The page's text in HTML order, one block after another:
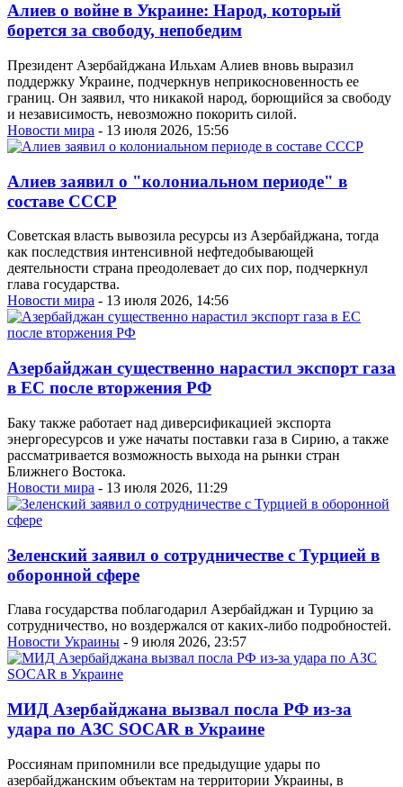
Алиев о войне в Украине: Народ, который
борется за свободу, непобедим
Президент Азербайджана Ильхам Алиев вновь выразил
поддержку Украине, подчеркнув неприкосновенность ее
границ. Он заявил, что никакой народ, борющийся за свободу
и независимость, невозможно покорить силой.
Новости мира - 13 июля 2026, 15:56
Алиев заявил о "колониальном периоде" в
составе СССР
Советская власть вывозила ресурсы из Азербайджана, тогда
как последствия интенсивной нефтедобывающей
деятельности страна преодолевает до сих пор, подчеркнул
глава государства.
Новости мира - 13 июля 2026, 14:56
Азербайджан существенно нарастил экспорт газа
в ЕС после вторжения РФ
Баку также работает над диверсификацией экспорта
энергоресурсов и уже начаты поставки газа в Сирию, а также
рассматривается возможность выхода на рынки стран
Ближнего Востока.
Новости мира - 13 июля 2026, 11:29
Зеленский заявил о сотрудничестве с Турцией в
оборонной сфере
Глава государства поблагодарил Азербайджан и Турцию за
сотрудничество, но воздержался от каких-либо подробностей.
Новости Украины - 9 июля 2026, 23:57
МИД Азербайджана вызвал посла РФ из-за
удара по АЗС SOCAR в Украине
Россиянам припомнили все предыдущие удары по
азербайджанским объектам на территории Украины, в